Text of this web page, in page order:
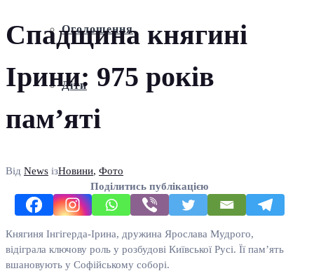
Оголошення
Діти
Спадщина княгині
Ірини: 975 років
пам’яті
Від News ізНовини, Фото
Поділитись публікацією
Княгиня Інгігерда-Ірина, дружина Ярослава Мудрого,
відіграла ключову роль у розбудові Київської Русі. Її пам’ять
вшановують у Софійському соборі.